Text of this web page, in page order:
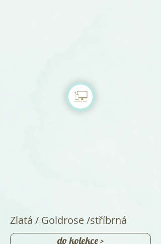
Zlatá / Goldrose /stříbrná
do kolekce >